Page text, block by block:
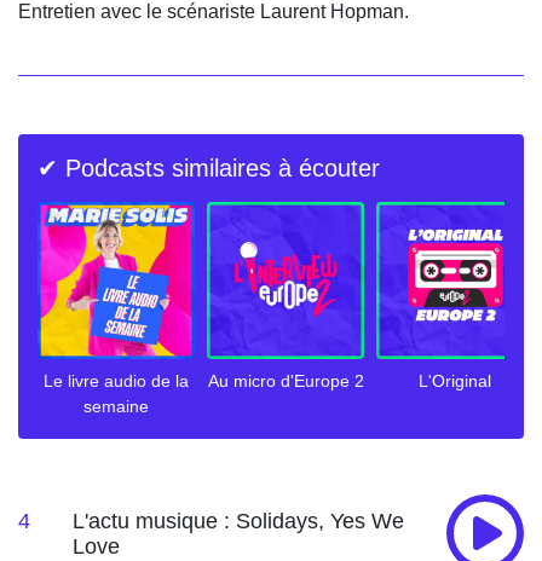
Entretien avec le scénariste Laurent Hopman.
✔ Podcasts similaires à écouter
Le livre audio de la
semaine
Au micro d'Europe 2 L'Original
4
L'actu musique : Solidays, Yes We
Love